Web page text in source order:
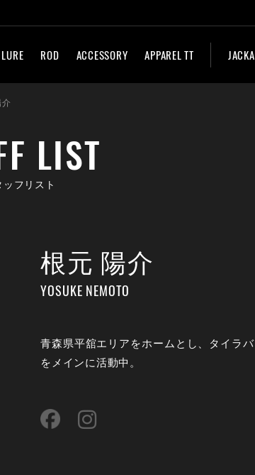
LURE ROD ACCESSORY APPAREL TT
LIST
ッフリスト
根元 陽介
YOSUKE NEMOTO
青森県平舘エリアをホームとし、タイラ
をメインに活動中。